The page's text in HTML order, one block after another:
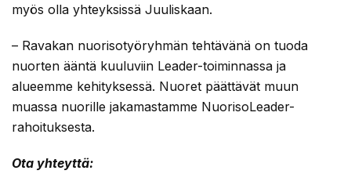
myös olla yhteyksissä Juuliskaan.
– Ravakan nuorisotyöryhmän tehtävänä on tuoda
nuorten ääntä kuuluviin Leader-toiminnassa ja
alueemme kehityksessä. Nuoret päättävät muun
muassa nuorille jakamastamme NuorisoLeader-
rahoituksesta.
Ota yhteyttä: